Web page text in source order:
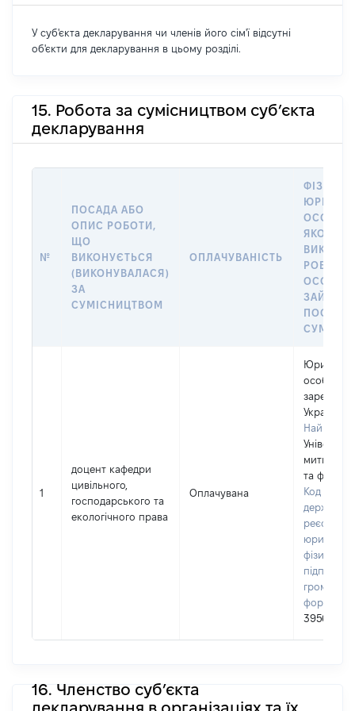
У суб'єкта декларування чи членів його сім'ї відсутні
об'єкти для декларування в цьому розділі.
15. Робота за сумісництвом суб’єкта
декларування
№
ПОСАДА АБО
ОПИС РОБОТИ,
ЩО
ВИКОНУЄТЬСЯ
(ВИКОНУВАЛАСЯ)
ЗА
СУМІСНИЦТВОМ
ОПЛАЧУВАНІСТЬ
ОСОБА,
ЯКОЇ
РОБОТА
ОСОБА
ПОСАДУ
1
доцент кафедри
цивільного,
господарського та
екологічного права
Оплачувана
Юридична
особа,
Україні
митної
та
Код в
реєстрі
фізичних
39568620
16. Членство суб’єкта